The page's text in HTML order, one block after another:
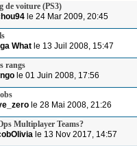
de voiture (PS3)
le 24 Mar 2009, 20:45
What le 13 Juil 2008, 15:47
rangs
le 01 Juin 2008, 17:56
le 28 Mai 2008, 21:26
Multiplayer Teams?
le 13 Nov 2017, 14:57